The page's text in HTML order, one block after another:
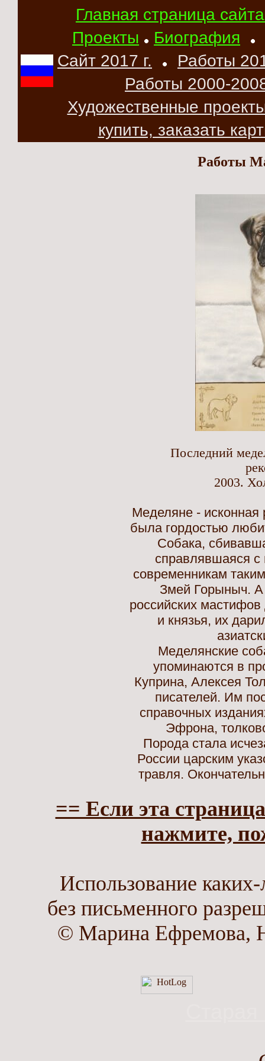
Главная страница
Проекты
Биография
Сайт 2017 г.
Работы
Работы 2000-2008
Художественные
купить, заказать
Работы
Последний
2003.
Меделяне - исконная
была гордостью
Собака,
справлявшаяся
современникам
Змей Горыныч. А
российских
и князья, их
Меделянские
упоминаются в
Куприна, Алексея
писателей. Им
справочных
Эфрона,
Порода стала
России царским
травля.
== Если эта
нажмите,
Использование
без письменного
© Марина Ефремова,